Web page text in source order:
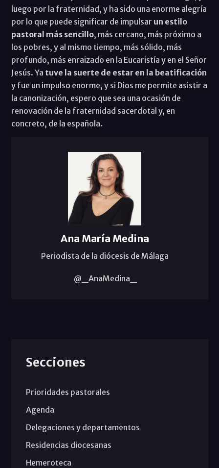
luego por la fraternidad, y ha sido una enorme alegría
por lo que puede significar de impulsar un estilo
pastoral más sencillo, más cercano, más próximo a
los pobres, y al mismo tiempo, más sólido, más
profundo, más enraizado en la Eucaristía y en el Señor
Jesús. Ya tuve la suerte de estar en la beatificación
y fue un impulso enorme, y si Dios me permite asistir a
la canonización, espero que sea una ocasión de
renovación de la fraternidad sacerdotal y, en
concreto, de la española.
Ana María Medina
Periodista de la diócesis de Málaga
@_AnaMedina_
Secciones
Prioridades pastorales
Agenda
Delegaciones y departamentos
Residencias diocesanas
Hemeroteca